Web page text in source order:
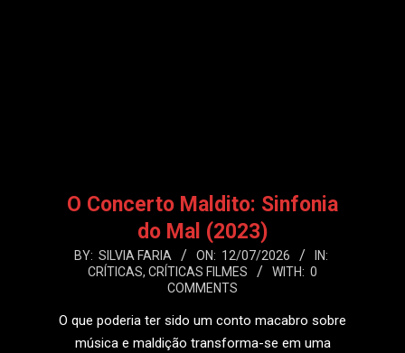
O Concerto Maldito: Sinfonia
do Mal (2023)
2026-
BY: SILVIA FARIA ON: 12/07/2026
IN:
CRÍTICAS, CRÍTICAS FILMES WITH: 0
COMMENTS
O que poderia ter sido um conto macabro sobre
música e maldição transforma-se em uma